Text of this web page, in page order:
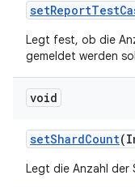
setReportTest
Legt fest, ob die
gemeldet werden
void
setShardCount
Legt die Anzahl der